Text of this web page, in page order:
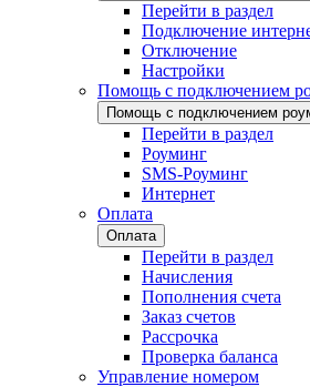
Перейти в раздел
Подключение
Отключение
Настройки
Помощь с подключением
Помощь с подключением
Перейти в раздел
Роуминг
SMS-Роуминг
Интернет
Оплата
Оплата
Перейти в раздел
Начисления
Пополнения счета
Заказ счетов
Рассрочка
Проверка баланса
Управление номером